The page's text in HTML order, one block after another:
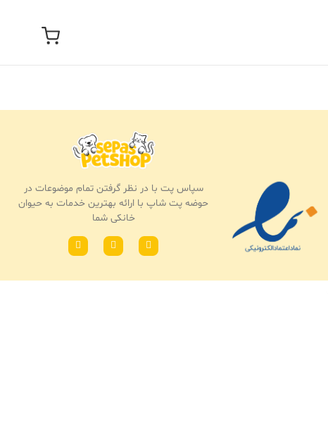
سپاس پت با در نظر گرفتن تمام موضوعات در
حوضه پت شاپ با ارائه بهترین خدمات به حیوان
خانکی شما